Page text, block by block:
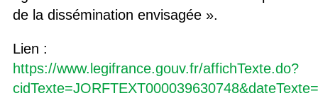
de la dissémination envisagée ».
Lien :
https://www.legifrance.gouv.fr/affichTexte.do?